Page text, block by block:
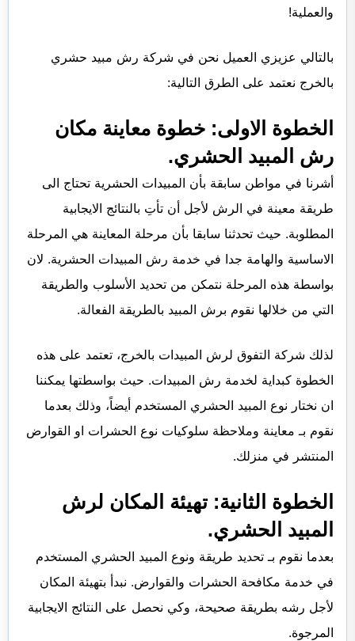
والعملية!
بالتالي عزيزي العميل نحن في شركة رش مبيد حشري
بالخرج نعتمد على الطرق التالية:
الخطوة الاولى: خطوة معاينة مكان
رش المبيد الحشري.
أشرنا في مواطن سابقة بأن المبيدات الحشرية تحتاج الى
طريقة معينة في الرش لأجل أن تأتِ بالنتائج الايجابية
المطلوبة. حيث تحدثنا سابقا بأن مرحلة المعاينة هي المرحلة
الاساسية والهامة جدا في خدمة رش المبيدات الحشرية. لان
بواسطة هذه المرحلة نتمكن من تحديد الأسلوب والطريقة
التي من خلالها نقوم برش المبيد بالطريقة الفعالة.
لذلك شركة التفوق لرش المبيدات بالخرج، تعتمد على هذه
الخطوة كبداية لخدمة رش المبيدات. حيث بواسطتها يمكننا
ان نختار نوع المبيد الحشري المستخدم أيضاً، وذلك بعدما
نقوم بـ معاينة وملاحظة سلوكيات نوع الحشرات او القوارض
المنتشر في منزلك.
الخطوة الثانية: تهيئة المكان لرش
المبيد الحشري.
بعدما نقوم بـ تحديد طريقة ونوع المبيد الحشري المستخدم
في خدمة مكافحة الحشرات والقوارض. نبدأ بتهيئة المكان
لأجل رشه بطريقة صحيحة، وكي نحصل على النتائج الايجابية
المرجوة.